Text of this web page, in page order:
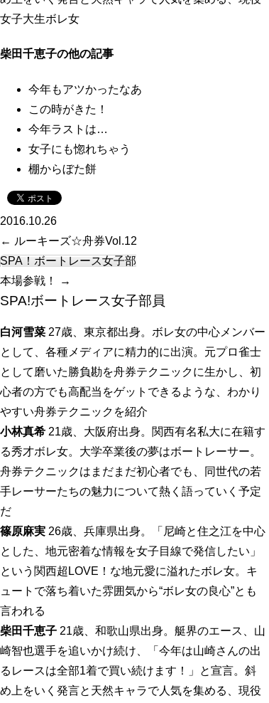
女子大生ボレ女
柴田千恵子の他の記事
今年もアツかったなあ
この時がきた！
今年ラストは…
女子にも惚れちゃう
棚からぼた餅
2016.10.26
← ルーキーズ☆舟券Vol.12
SPA！ボートレース女子部
本場参戦！
→
SPA!ボートレース女子部員
白河雪菜 27歳、東京都出身。ボレ女の中心メンバー
として、各種メディアに精力的に出演。元プロ雀士
として磨いた勝負勘を舟券テクニックに生かし、初
心者の方でも高配当をゲットできるような、わかり
やすい舟券テクニックを紹介
小林真希 21歳、大阪府出身。関西有名私大に在籍す
る秀才ボレ女。大学卒業後の夢はボートレーサー。
舟券テクニックはまだまだ初心者でも、同世代の若
手レーサーたちの魅力について熱く語っていく予定
だ
篠原麻実 26歳、兵庫県出身。「尼崎と住之江を中心
とした、地元密着な情報を女子目線で発信したい」
という関西超LOVE！な地元愛に溢れたボレ女。キ
ュートで落ち着いた雰囲気から“ボレ女の良心”とも
言われる
柴田千恵子 21歳、和歌山県出身。艇界のエース、山
崎智也選手を追いかけ続け、「今年は山崎さんの出
るレースは全部1着で買い続けます！」と宣言。斜
め上をいく発言と天然キャラで人気を集める、現役